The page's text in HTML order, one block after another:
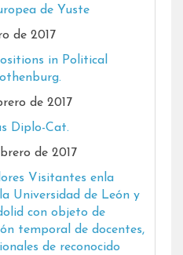
de Yuste
de 2017
in Political
de 2017
Diplo-Cat.
de 2017
Visitantes enla
Universidad de León y
con objeto de
temporal de docentes,
de reconocido